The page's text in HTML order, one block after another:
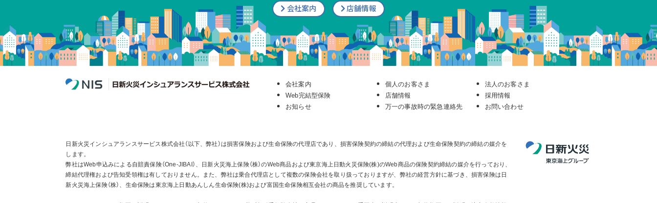
会社案内 店舗情報
会社案内 個人のお客さま
法人のお客さま
Web完結型保険
店舗情報
採用情報
お知らせ
万一の事故時の緊急連絡先 お問い合わせ
日新火災インシュアランスサービス株式会社（以下、弊社）は損害保険および生命保険の代理店であり、損害保険契約の締結の代理および生命保険契約の締結の媒介を
します。
弊社はWeb申込みによる自賠責保険（One-JIBAI）、日新火災海上保険（株）のWeb商品および東京海上日動火災保険(株)のWeb商品の保険契約締結の媒介を行っており、
締結代理権および告知受領権は有しておりません。また、弊社は乗合代理店として複数の保険会社を取り扱っておりますが、弊社の経営方針に基づき、損害保険は日
新火災海上保険（株）、生命保険は東京海上日動あんしん生命保険(株)および富国生命保険相互会社の商品を推奨しています。